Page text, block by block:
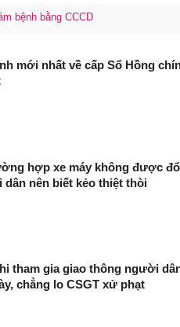
bệnh bằng CCCD
mới nhất về cấp Sổ Hồng
hợp xe máy không được
nên biết kẻo thiệt thòi
tham gia giao thông người
chẳng lo CSGT xử phạt